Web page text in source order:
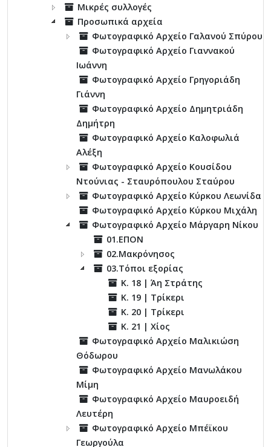
Μικρές συλλογές
Προσωπικά αρχεία
Φωτογραφικό Αρχείο Γαλανού Σπύρου
Φωτογραφικό Αρχείο Γιαννακού
Ιωάννη
Φωτογραφικό Αρχείο Γρηγοριάδη
Γιάννη
Φωτογραφικό Αρχείο Δημητριάδη
Δημήτρη
Φωτογραφικό Αρχείο Καλοφωλιά
Αλέξη
Φωτογραφικό Αρχείο Κουσίδου
Ντούνιας - Σταυρόπουλου Σταύρου
Φωτογραφικό Αρχείο Κύρκου Λεωνίδα
Φωτογραφικό Αρχείο Κύρκου Μιχάλη
Φωτογραφικό Αρχείο Μάργαρη Νίκου
01.ΕΠΟΝ
02.Μακρόνησος
03.Τόποι εξορίας
Κ. 18 | Άη Στράτης
Κ. 19 | Τρίκερι
Κ. 20 | Τρίκερι
Κ. 21 | Χίος
Φωτογραφικό Αρχείο Μαλικιώση
Θόδωρου
Φωτογραφικό Αρχείο Μανωλάκου
Μίμη
Φωτογραφικό Αρχείο Μαυροειδή
Λευτέρη
Φωτογραφικό Αρχείο Μπέϊκου
Γεωργούλα